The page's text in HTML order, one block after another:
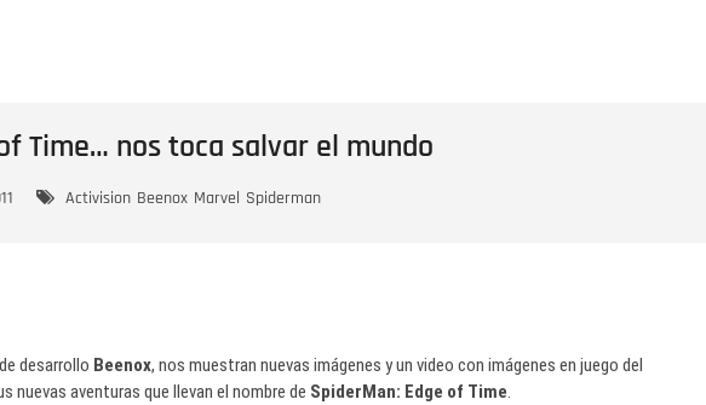
Time… nos toca salvar el mundo
Activision Beenox Marvel Spiderman
desarrollo Beenox, nos muestran nuevas imágenes y un video con imágenes en juego del
nuevas aventuras que llevan el nombre de SpiderMan: Edge of Time.